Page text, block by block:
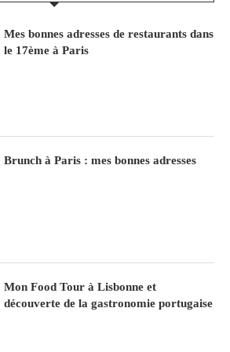
Mes bonnes adresses de restaurants dans
le 17ème à Paris
Brunch à Paris : mes bonnes adresses
Mon Food Tour à Lisbonne et
découverte de la gastronomie portugaise